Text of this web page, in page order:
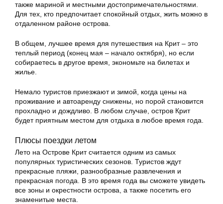
также мариной и местными достопримечательностями.
Для тех, кто предпочитает спокойный отдых, жить можно в
отдаленном районе острова.
В общем, лучшее время для путешествия на Крит – это
теплый период (конец мая – начало октября), но если
собираетесь в другое время, экономьте на билетах и
жилье.
Немало туристов приезжают и зимой, когда цены на
проживание и автоаренду снижены, но порой становится
прохладно и дождливо. В любом случае, остров Крит
будет приятным местом для отдыха в любое время года.
Плюсы поездки летом
Лето на Острове Крит считается одним из самых
популярных туристических сезонов. Туристов ждут
прекрасные пляжи, разнообразные развлечения и
прекрасная погода. В это время года вы сможете увидеть
все зоны и окрестности острова, а также посетить его
знаменитые места.